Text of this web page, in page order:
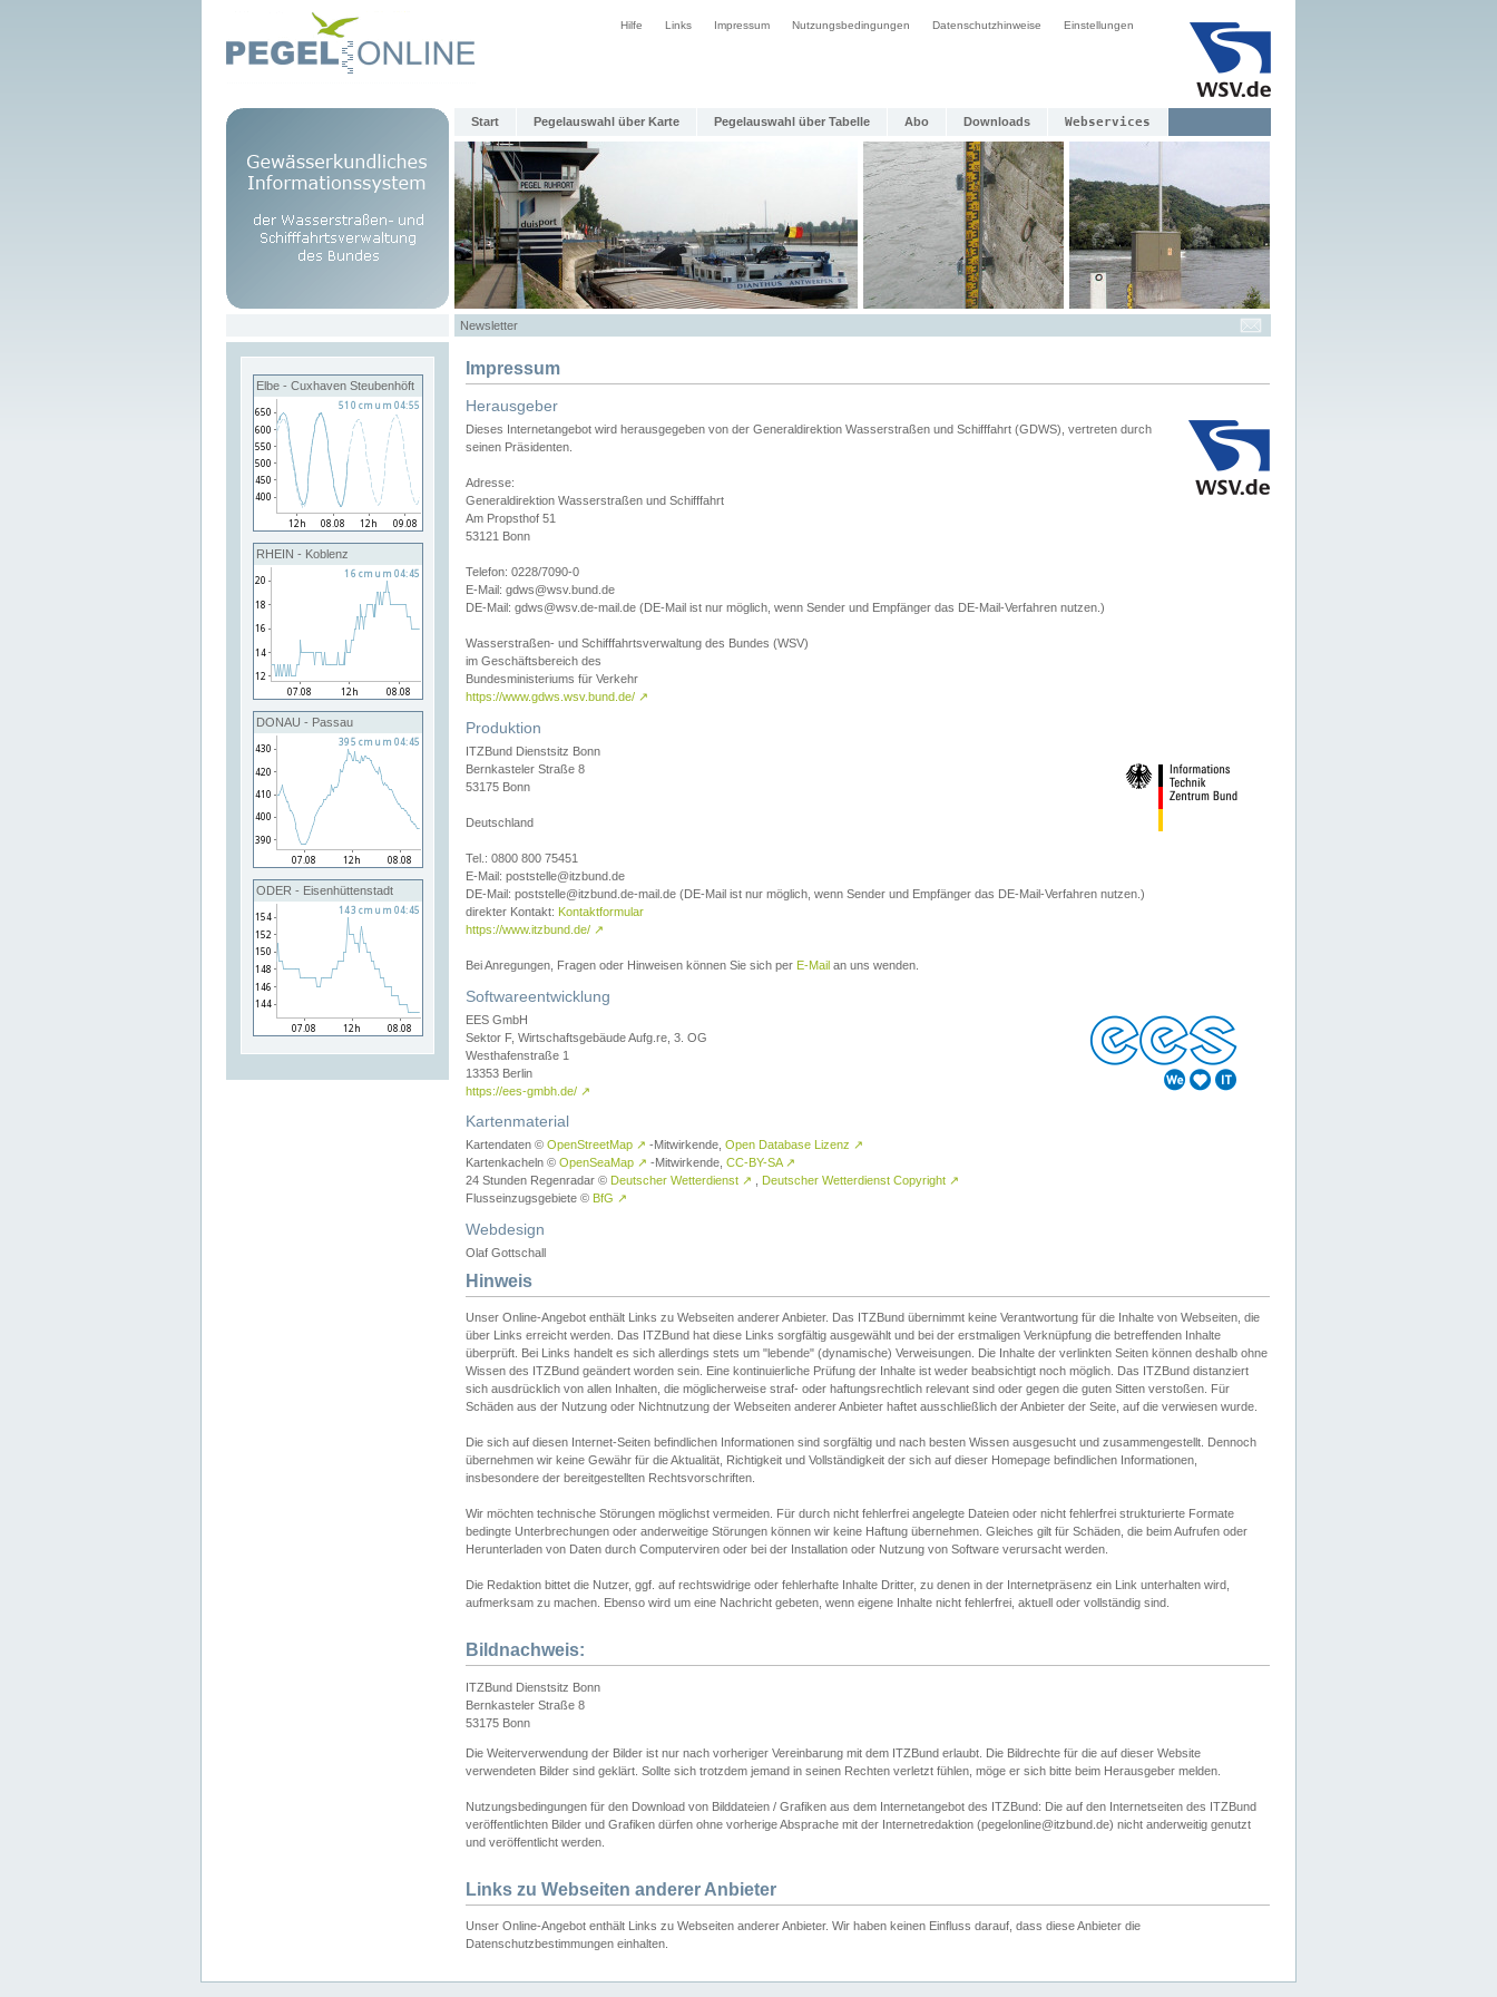
Hilfe Links Impressum Nutzungsbedingungen Datenschutzhinweise Einstellungen
Start Pegelauswahl über Karte Pegelauswahl über Tabelle Abo Downloads Webservices
Newsletter
Elbe - Cuxhaven Steubenhöft
RHEIN - Koblenz
DONAU - Passau
ODER - Eisenhüttenstadt
Impressum
Herausgeber
Dieses Internetangebot wird herausgegeben von der Generaldirektion Wasserstraßen und Schifffahrt (GDWS), vertreten durch
seinen Präsidenten.
Adresse:
Generaldirektion Wasserstraßen und Schifffahrt
Am Propsthof 51
53121 Bonn
Telefon: 0228/7090-0
E-Mail: gdws@wsv.bund.de
DE-Mail: gdws@wsv.de-mail.de (DE-Mail ist nur möglich, wenn Sender und Empfänger das DE-Mail-Verfahren nutzen.)
Wasserstraßen- und Schifffahrtsverwaltung des Bundes (WSV)
im Geschäftsbereich des
Bundesministeriums für Verkehr
https://www.gdws.wsv.bund.de/ ↗
Produktion
ITZBund Dienstsitz Bonn
Bernkasteler Straße 8
53175 Bonn
Deutschland
Tel.: 0800 800 75451
E-Mail: poststelle@itzbund.de
DE-Mail: poststelle@itzbund.de-mail.de (DE-Mail ist nur möglich, wenn Sender und Empfänger das DE-Mail-Verfahren nutzen.)
direkter Kontakt: Kontaktformular
https://www.itzbund.de/ ↗
Bei Anregungen, Fragen oder Hinweisen können Sie sich per E-Mail an uns wenden.
Softwareentwicklung
EES GmbH
Sektor F, Wirtschaftsgebäude Aufg.re, 3. OG
Westhafenstraße 1
13353 Berlin
https://ees-gmbh.de/ ↗
Kartenmaterial
Kartendaten © OpenStreetMap ↗ -Mitwirkende, Open Database Lizenz ↗
Kartenkacheln © OpenSeaMap ↗ -Mitwirkende, CC-BY-SA ↗
24 Stunden Regenradar © Deutscher Wetterdienst ↗ Deutscher Wetterdienst Copyright ↗
Flusseinzugsgebiete © BfG ↗
Webdesign
Olaf Gottschall
Hinweis
Unser Online-Angebot enthält Links zu Webseiten anderer Anbieter. Das ITZBund übernimmt keine Verantwortung für die Inhalte von Webseiten, die
über Links erreicht werden. Das ITZBund hat diese Links sorgfältig ausgewählt und bei der erstmaligen Verknüpfung die betreffenden Inhalte
überprüft. Bei Links handelt es sich allerdings stets um "lebende" (dynamische) Verweisungen. Die Inhalte der verlinkten Seiten können deshalb ohne
Wissen des ITZBund geändert worden sein. Eine kontinuierliche Prüfung der Inhalte ist weder beabsichtigt noch möglich. Das ITZBund distanziert
sich ausdrücklich von allen Inhalten, die möglicherweise straf- oder haftungsrechtlich relevant sind oder gegen die guten Sitten verstoßen. Für
Schäden aus der Nutzung oder Nichtnutzung der Webseiten anderer Anbieter haftet ausschließlich der Anbieter der Seite, auf die verwiesen wurde.
Die sich auf diesen Internet-Seiten befindlichen Informationen sind sorgfältig und nach besten Wissen ausgesucht und zusammengestellt. Dennoch
übernehmen wir keine Gewähr für die Aktualität, Richtigkeit und Vollständigkeit der sich auf dieser Homepage befindlichen Informationen,
insbesondere der bereitgestellten Rechtsvorschriften.
Wir möchten technische Störungen möglichst vermeiden. Für durch nicht fehlerfrei angelegte Dateien oder nicht fehlerfrei strukturierte Formate
bedingte Unterbrechungen oder anderweitige Störungen können wir keine Haftung übernehmen. Gleiches gilt für Schäden, die beim Aufrufen oder
Herunterladen von Daten durch Computerviren oder bei der Installation oder Nutzung von Software verursacht werden.
Die Redaktion bittet die Nutzer, ggf. auf rechtswidrige oder fehlerhafte Inhalte Dritter, zu denen in der Internetpräsenz ein Link unterhalten wird,
aufmerksam zu machen. Ebenso wird um eine Nachricht gebeten, wenn eigene Inhalte nicht fehlerfrei, aktuell oder vollständig sind.
Bildnachweis:
ITZBund Dienstsitz Bonn
Bernkasteler Straße 8
53175 Bonn
Die Weiterverwendung der Bilder ist nur nach vorheriger Vereinbarung mit dem ITZBund erlaubt. Die Bildrechte für die auf dieser Website
verwendeten Bilder sind geklärt. Sollte sich trotzdem jemand in seinen Rechten verletzt fühlen, möge er sich bitte beim Herausgeber melden.
Nutzungsbedingungen für den Download von Bilddateien / Grafiken aus dem Internetangebot des ITZBund: Die auf den Internetseiten des ITZBund
veröffentlichten Bilder und Grafiken dürfen ohne vorherige Absprache mit der Internetredaktion (pegelonline@itzbund.de) nicht anderweitig genutzt
und veröffentlicht werden.
Links zu Webseiten anderer Anbieter
Unser Online-Angebot enthält Links zu Webseiten anderer Anbieter. Wir haben keinen Einfluss darauf, dass diese Anbieter die
Datenschutzbestimmungen einhalten.